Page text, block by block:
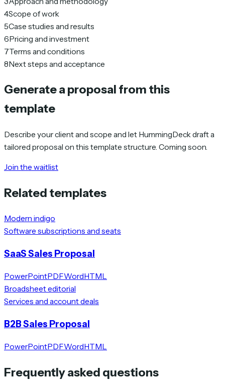
4Scope of work
5Case studies and results
6Pricing and investment
7Terms and conditions
8Next steps and acceptance
Generate a proposal from this
template
Describe your client and scope and let HummingDeck draft a
tailored proposal on this template structure. Coming soon.
Join the waitlist
Related templates
Modern indigo
Software subscriptions and seats
SaaS Sales Proposal
PowerPointPDFWordHTML
Broadsheet editorial
Services and account deals
B2B Sales Proposal
PowerPointPDFWordHTML
Frequently asked questions